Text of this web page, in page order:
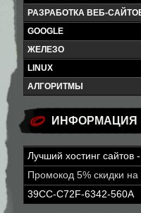
РАЗРАБОТКА ВЕБ-
GOOGLE
ЖЕЛЕЗО
LINUX
АЛГОРИТМЫ
ИНФОРМАЦИЯ
Лучший хостинг сайтов
Промокод 5% скидки на
39CC-C72F-6342-560A